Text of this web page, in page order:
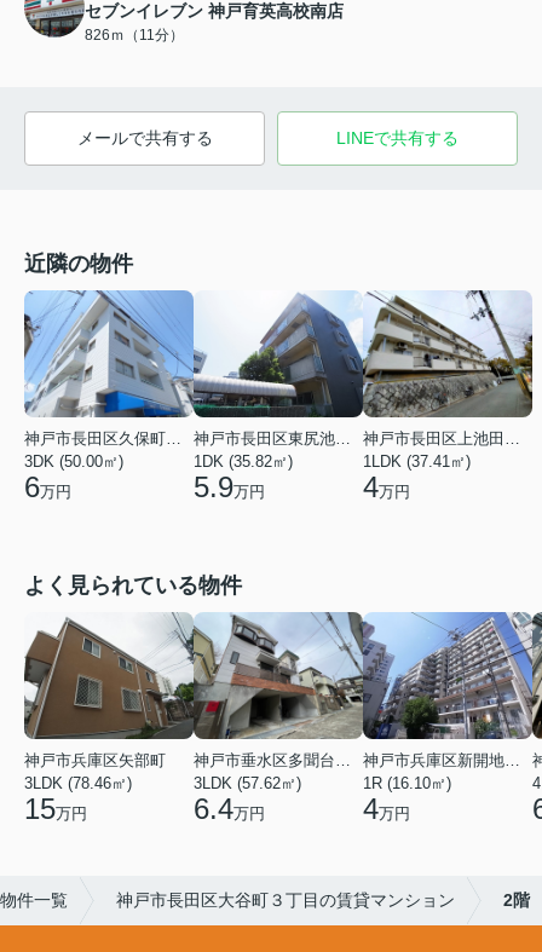
セブンイレブン 神戸育英高校南店
826ｍ（11分）
メールで共有する LINEで共有する
近隣の物件
神戸市長田区久保町９丁目
3DK (50.00㎡)
6万円
神戸市長田区東尻池町２丁目
1DK (35.82㎡)
5.9万円
神戸市長田区上池田４丁目
1LDK (37.41㎡)
4万円
よく見られている物件
神戸市兵庫区矢部町
3LDK (78.46㎡)
15万円
神戸市垂水区多聞台２丁目
3LDK (57.62㎡)
6.4万円
神戸市兵庫区新開地１丁目
1R (16.10㎡)
4万円
件一覧 神戸市長田区大谷町３丁目の賃貸マンション 2階